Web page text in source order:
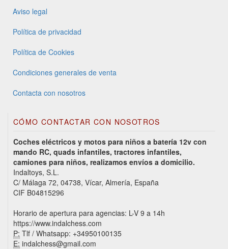
Aviso legal
Política de privacidad
Política de Cookies
Condiciones generales de venta
Contacta con nosotros
CÓMO CONTACTAR CON NOSOTROS
Coches eléctricos y motos para niños a batería 12v con
mando RC, quads infantiles, tractores infantiles,
camiones para niños, realizamos envíos a domicilio.
Indaltoys, S.L.
C/ Málaga 72, 04738, Vícar, Almería, España
CIF B04815296
Horario de apertura para agencias: L-V 9 a 14h
https://www.indalchess.com
P: Tlf / Whatsapp: +34950100135
E: indalchess@gmail.com